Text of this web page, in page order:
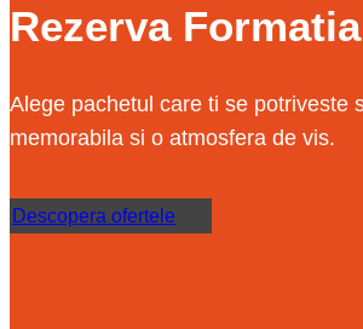
Rezerva
Alege pachetul care ti se potriveste
memorabila si o atmosfera de vis.
Descopera ofertele